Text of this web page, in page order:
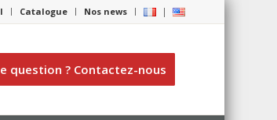
Catalogue Nos news
question ? Contactez-nous